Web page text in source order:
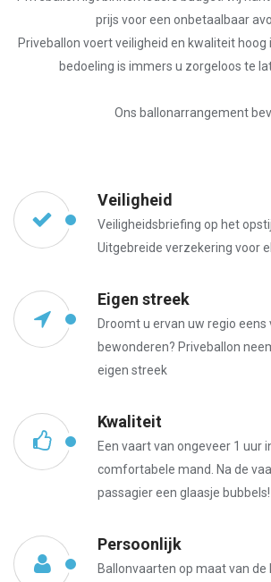
prijs voor een onbetaalbaar
Priveballon voert veiligheid en kwaliteit hoog
bedoeling is immers u zorgeloos te
Ons ballonarrangement
Veiligheid
Veiligheidsbriefing op het
Uitgebreide verzekering voor
Eigen streek
Droomt u ervan uw regio
bewonderen? Priveballon
eigen streek
Kwaliteit
Een vaart van ongeveer 1 uur
comfortabele mand. Na de
passagier een glaasje bubbels!
Persoonlijk
Ballonvaarten op maat van